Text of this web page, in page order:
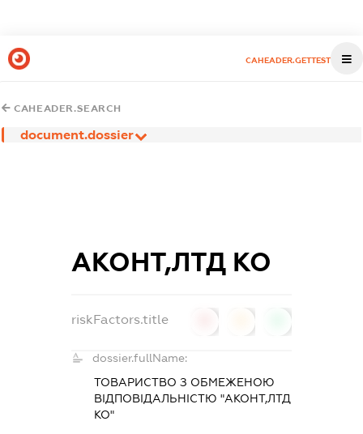
CAHEADER.GETTEST
CAHEADER.SEARCH
document.dossier
АКОНТ,ЛТД КО
riskFactors.title
dossier.fullName:
ТОВАРИСТВО З ОБМЕЖЕНОЮ
ВІДПОВІДАЛЬНІСТЮ "АКОНТ,ЛТД
КО"